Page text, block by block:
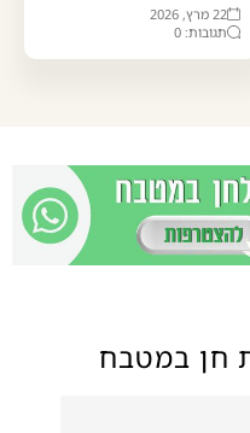
22 מרץ, 2026
תגובות: 0
חן במטבח